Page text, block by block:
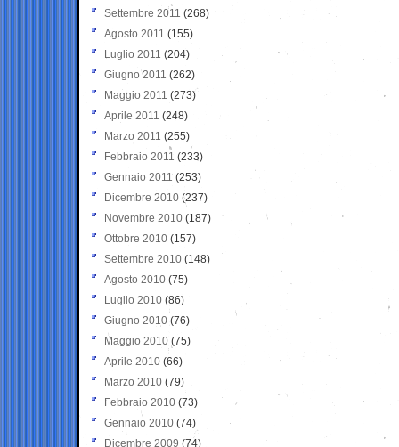
Settembre 2011 (268)
Agosto 2011 (155)
Luglio 2011 (204)
Giugno 2011 (262)
Maggio 2011 (273)
Aprile 2011 (248)
Marzo 2011 (255)
Febbraio 2011 (233)
Gennaio 2011 (253)
Dicembre 2010 (237)
Novembre 2010 (187)
Ottobre 2010 (157)
Settembre 2010 (148)
Agosto 2010 (75)
Luglio 2010 (86)
Giugno 2010 (76)
Maggio 2010 (75)
Aprile 2010 (66)
Marzo 2010 (79)
Febbraio 2010 (73)
Gennaio 2010 (74)
Dicembre 2009 (74)